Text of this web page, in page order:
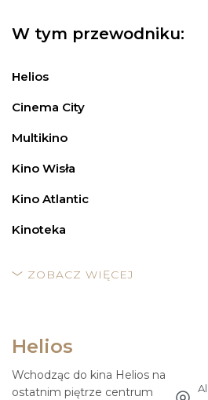
W tym przewodniku:
Helios
Cinema City
Multikino
Kino Wisła
Kino Atlantic
Kinoteka
ZOBACZ WIĘCEJ
Helios
Wchodząc do kina Helios na
ostatnim piętrze centrum